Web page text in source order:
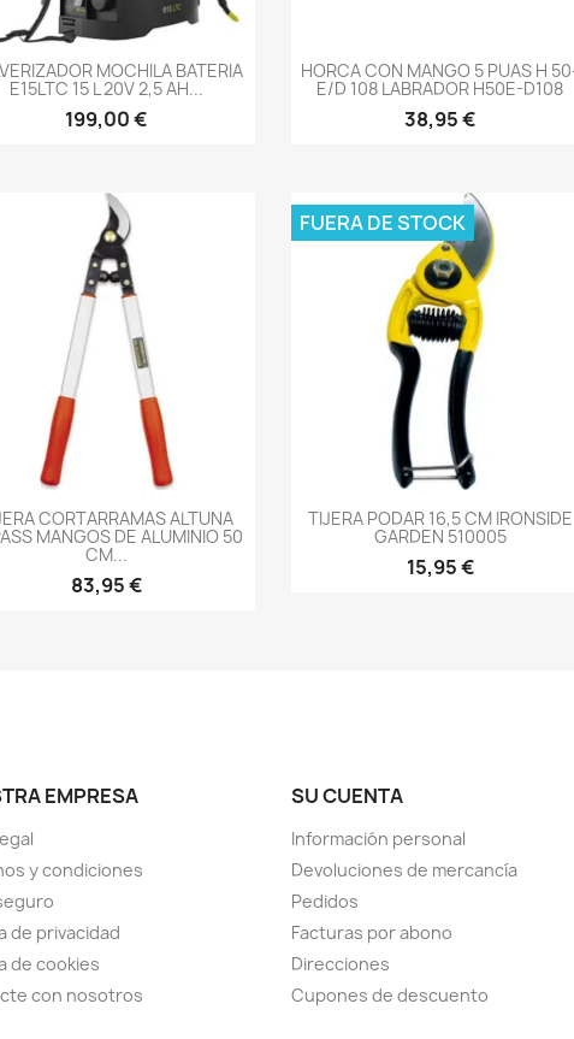
-->
MOCHILA BATERIA
E15LTC 15 L 20V 2,5 AH...
199,00 €
-->
HORCA CON MANGO 5 PUAS H
E/D 108 LABRADOR H50E-D108
38,95 €
-->
CORTARRAMAS ALTUNA
MANGOS DE ALUMINIO 50
CM...
83,95 €
-->
TIJERA PODAR 16,5 CM IRONSIDE
GARDEN 510005
15,95 €
FUERA DE STOCK
EMPRESA
y condiciones
de privacidad
de cookies
con nosotros
SU CUENTA
Información personal
Devoluciones de mercancía
Pedidos
Facturas por abono
Direcciones
Cupones de descuento